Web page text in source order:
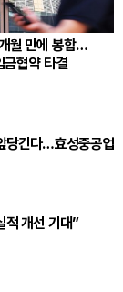
월 만에 봉합…
금협약 타결
당긴다…효성중공업
적 개선 기대”